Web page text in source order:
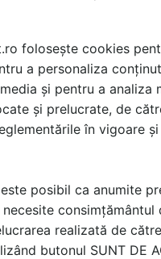
folosește cookies
a personaliza
și pentru a analiza
și prelucrate, de
în vigoare
posibil ca anumite
realizată de
butonul SUNT DE